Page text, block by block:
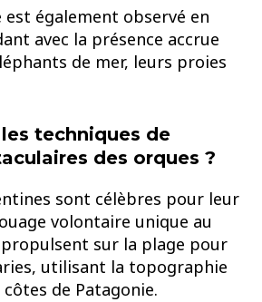
est également observé en
avec la présence accrue
de mer, leurs proies
techniques de
des orques ?
sont célèbres pour leur
volontaire unique au
propulsent sur la plage pour
utilisant la topographie
de Patagonie.